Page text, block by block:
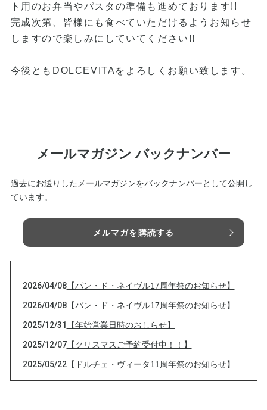
ト用のお弁当やパスタの準備も進めております!!
完成次第、皆様にも食べていただけるようお知らせ
しますので楽しみにしていてください!!
今後ともDOLCEVITAをよろしくお願い致します。
メールマガジン バックナンバー
過去にお送りしたメールマガジンをバックナンバーとして公開し
ています。
メルマガを購読する
2026/04/08【パン・ド・ネイヴル17周年祭のお知らせ】
2026/04/08【パン・ド・ネイヴル17周年祭のお知らせ】
2025/12/31 【年始営業日時のおしらせ】
2025/12/07【クリスマスご予約受付中！！】
2025/05/22【ドルチェ・ヴィータ11周年祭のお知らせ】
2025/05/22【ドルチェ・ヴィータ11周年祭のお知らせ】